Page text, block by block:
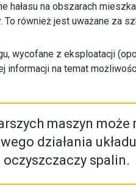
na obszarach
To również jest uważane za
wycofane z eksploatacji
informacji na temat
maszyn może
działania
oczyszczaczy spalin.